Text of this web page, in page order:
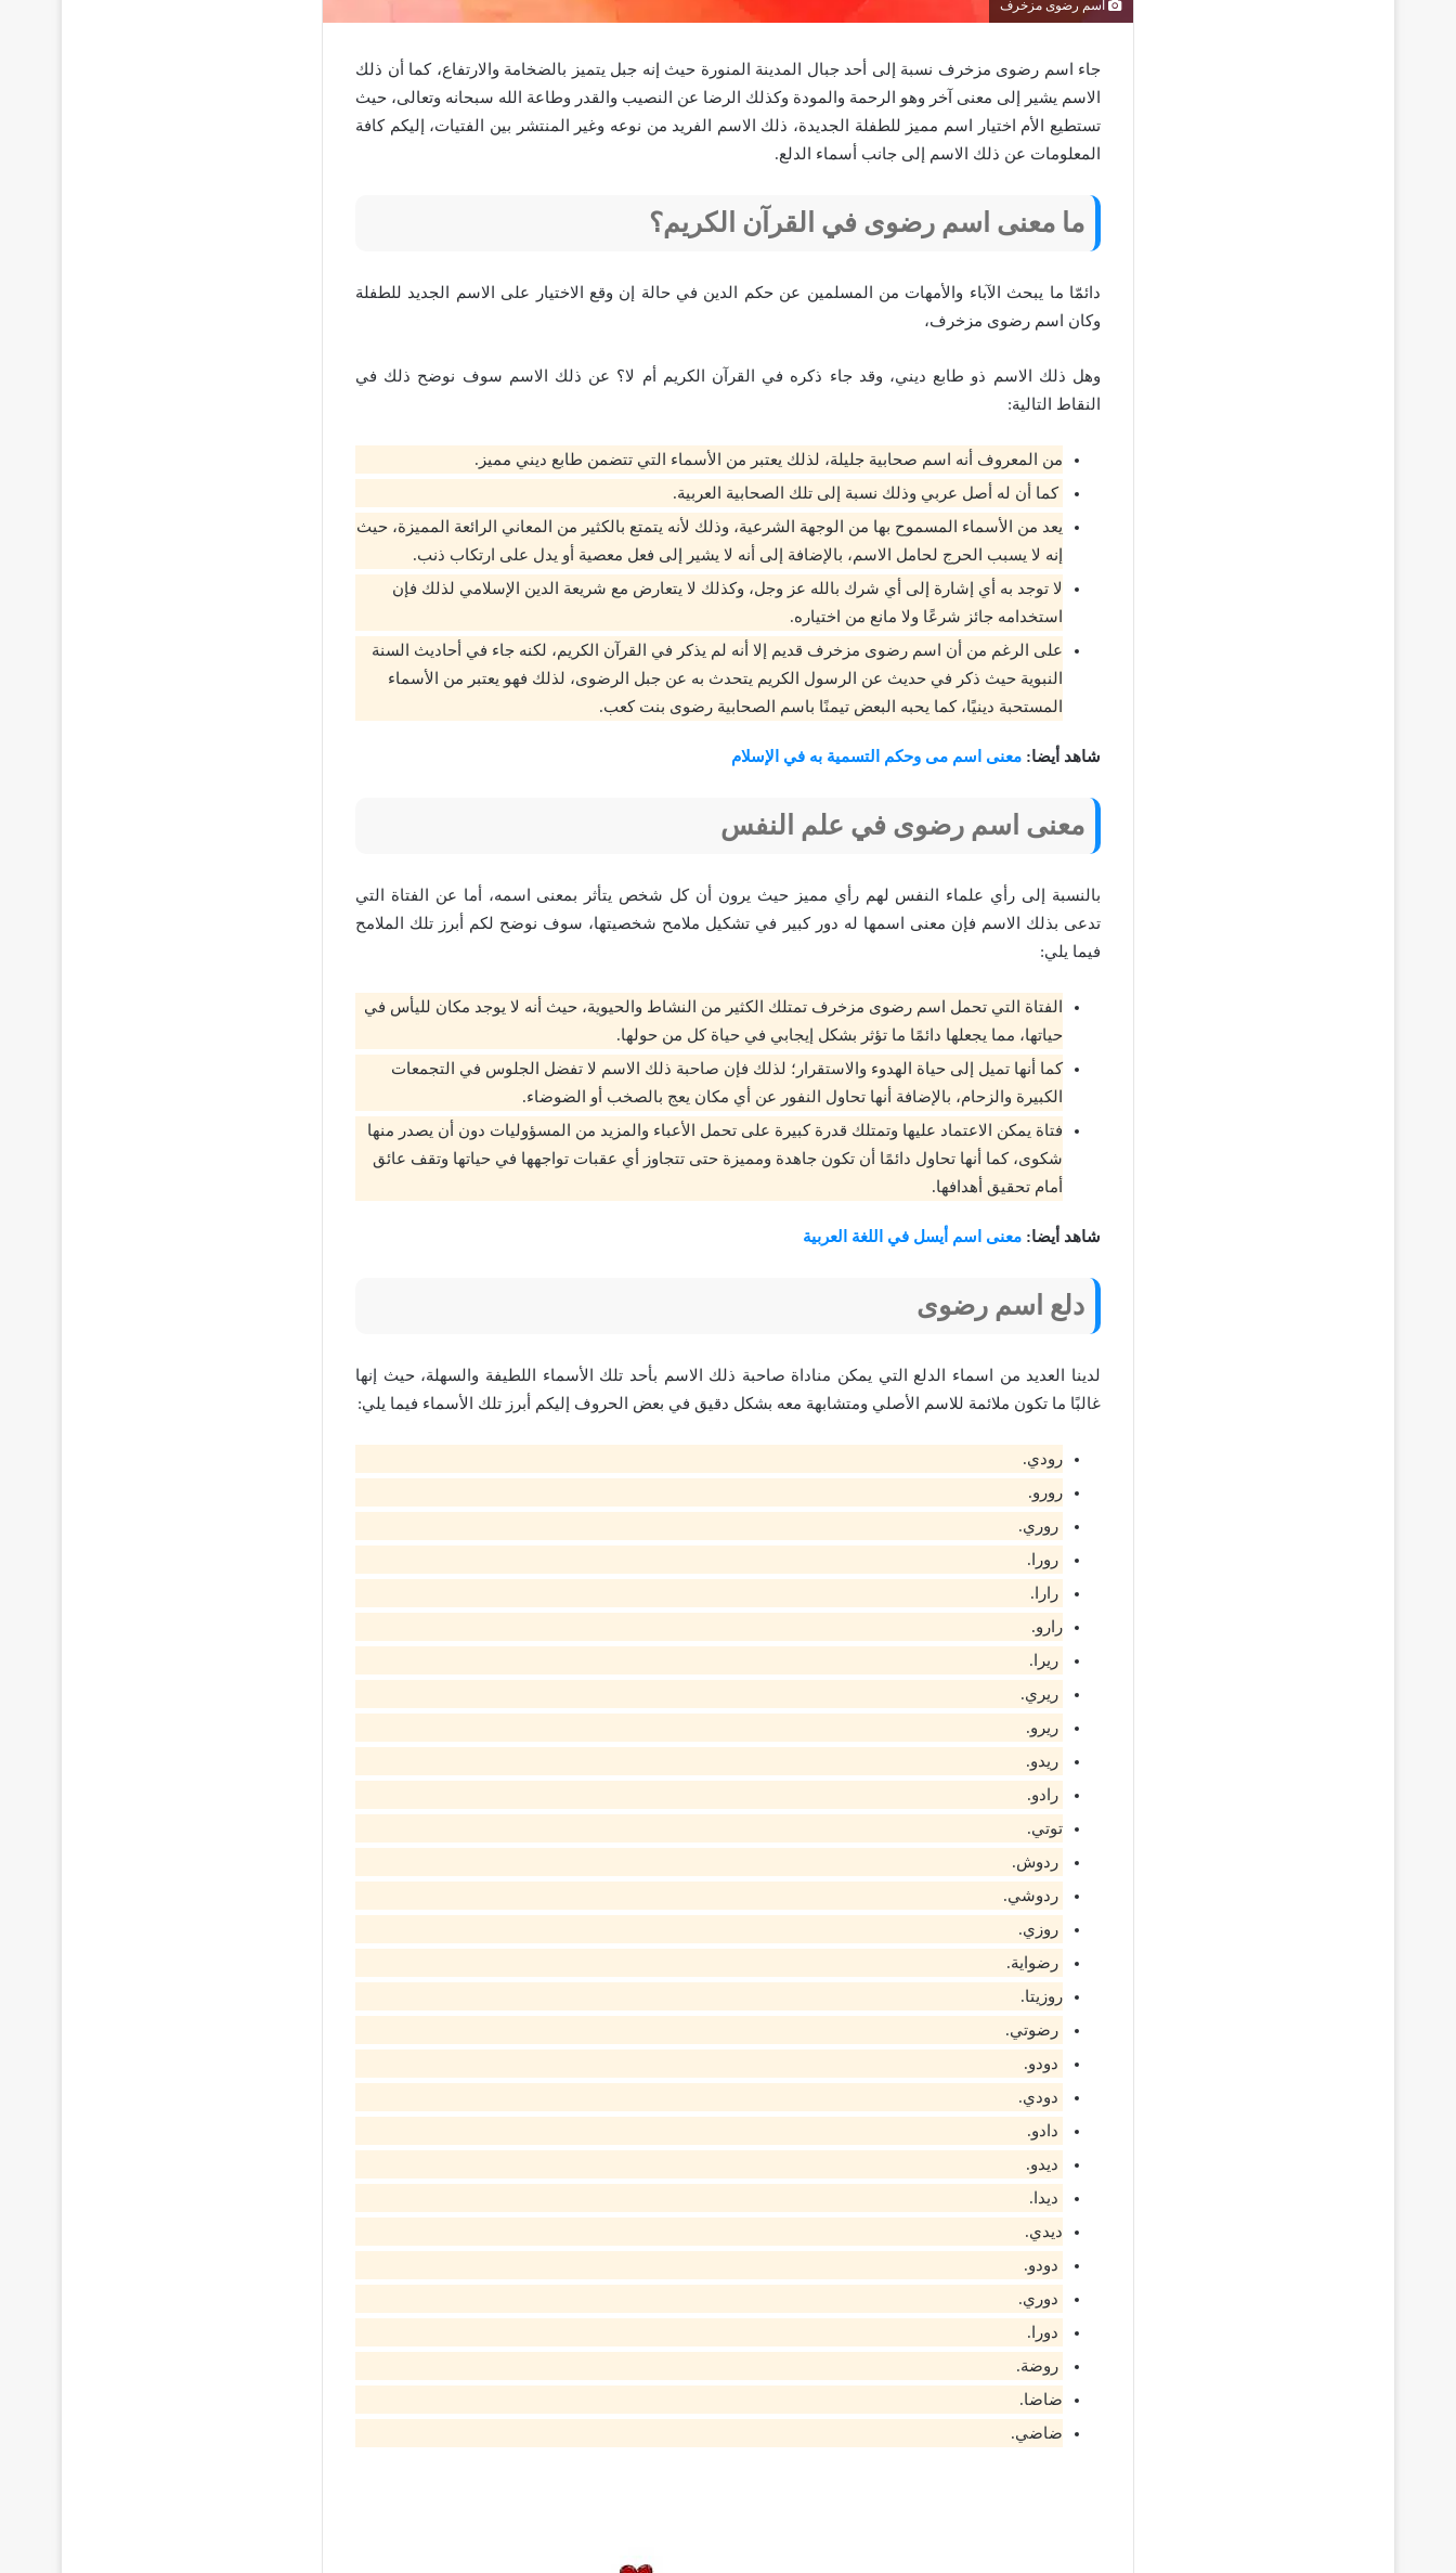
اسم رضوى مزخرف
جاء اسم رضوى مزخرف نسبة إلى أحد جبال المدينة المنورة حيث إنه جبل يتميز بالضخامة والارتفاع، كما أن ذلك
الاسم يشير إلى معنى آخر وهو الرحمة والمودة وكذلك الرضا عن النصيب والقدر وطاعة الله سبحانه وتعالى، حيث
تستطيع الأم اختيار اسم مميز للطفلة الجديدة، ذلك الاسم الفريد من نوعه وغير المنتشر بين الفتيات، إليكم كافة
المعلومات عن ذلك الاسم إلى جانب أسماء الدلع.
ما معنى اسم رضوى في القرآن الكريم؟
دائمّا ما يبحث الآباء والأمهات من المسلمين عن حكم الدين في حالة إن وقع الاختيار على الاسم الجديد للطفلة
وكان اسم رضوى مزخرف،
وهل ذلك الاسم ذو طابع ديني، وقد جاء ذكره في القرآن الكريم أم لا؟ عن ذلك الاسم سوف نوضح ذلك في
النقاط التالية:
من المعروف أنه اسم صحابية جليلة، لذلك يعتبر من الأسماء التي تتضمن طابع ديني مميز.
كما أن له أصل عربي وذلك نسبة إلى تلك الصحابية العربية.
يعد من الأسماء المسموح بها من الوجهة الشرعية، وذلك لأنه يتمتع بالكثير من المعاني الرائعة المميزة، حيث
إنه لا يسبب الحرج لحامل الاسم، بالإضافة إلى أنه لا يشير إلى فعل معصية أو يدل على ارتكاب ذنب.
لا توجد به أي إشارة إلى أي شرك بالله عز وجل، وكذلك لا يتعارض مع شريعة الدين الإسلامي لذلك فإن
استخدامه جائز شرعًا ولا مانع من اختياره.
على الرغم من أن اسم رضوى مزخرف قديم إلا أنه لم يذكر في القرآن الكريم، لكنه جاء في أحاديث السنة
النبوية حيث ذكر في حديث عن الرسول الكريم يتحدث به عن جبل الرضوى، لذلك فهو يعتبر من الأسماء
المستحبة دينيًا، كما يحبه البعض تيمنًا باسم الصحابية رضوى بنت كعب.
شاهد أيضا: معنى اسم مى وحكم التسمية به في الإسلام
معنى اسم رضوى في علم النفس
بالنسبة إلى رأي علماء النفس لهم رأي مميز حيث يرون أن كل شخص يتأثر بمعنى اسمه، أما عن الفتاة التي
تدعى بذلك الاسم فإن معنى اسمها له دور كبير في تشكيل ملامح شخصيتها، سوف نوضح لكم أبرز تلك الملامح
فيما يلي:
الفتاة التي تحمل اسم رضوى مزخرف تمتلك الكثير من النشاط والحيوية، حيث أنه لا يوجد مكان لليأس في
حياتها، مما يجعلها دائمًا ما تؤثر بشكل إيجابي في حياة كل من حولها.
كما أنها تميل إلى حياة الهدوء والاستقرار؛ لذلك فإن صاحبة ذلك الاسم لا تفضل الجلوس في التجمعات
الكبيرة والزحام، بالإضافة أنها تحاول النفور عن أي مكان يعج بالصخب أو الضوضاء.
فتاة يمكن الاعتماد عليها وتمتلك قدرة كبيرة على تحمل الأعباء والمزيد من المسؤوليات دون أن يصدر منها
شكوى، كما أنها تحاول دائمًا أن تكون جاهدة ومميزة حتى تتجاوز أي عقبات تواجهها في حياتها وتقف عائق
أمام تحقيق أهدافها.
شاهد أيضا: معنى اسم أيسل في اللغة العربية
دلع اسم رضوى
لدينا العديد من اسماء الدلع التي يمكن مناداة صاحبة ذلك الاسم بأحد تلك الأسماء اللطيفة والسهلة، حيث إنها
غالبًا ما تكون ملائمة للاسم الأصلي ومتشابهة معه بشكل دقيق في بعض الحروف إليكم أبرز تلك الأسماء فيما يلي:
رودي.
رورو.
روري.
رورا.
رارا.
رارو.
ريرا.
ريري.
ريرو.
ريدو.
رادو.
توتي.
ردوش.
ردوشي.
روزي.
رضواية.
روزيتا.
رضوتي.
دودو.
دودي.
دادو.
ديدو.
ديدا.
ديدي.
دودو.
دوري.
دورا.
روضة.
ضاضا.
ضاضي.